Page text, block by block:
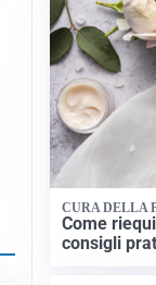
CURA DELLA
Come
consigli